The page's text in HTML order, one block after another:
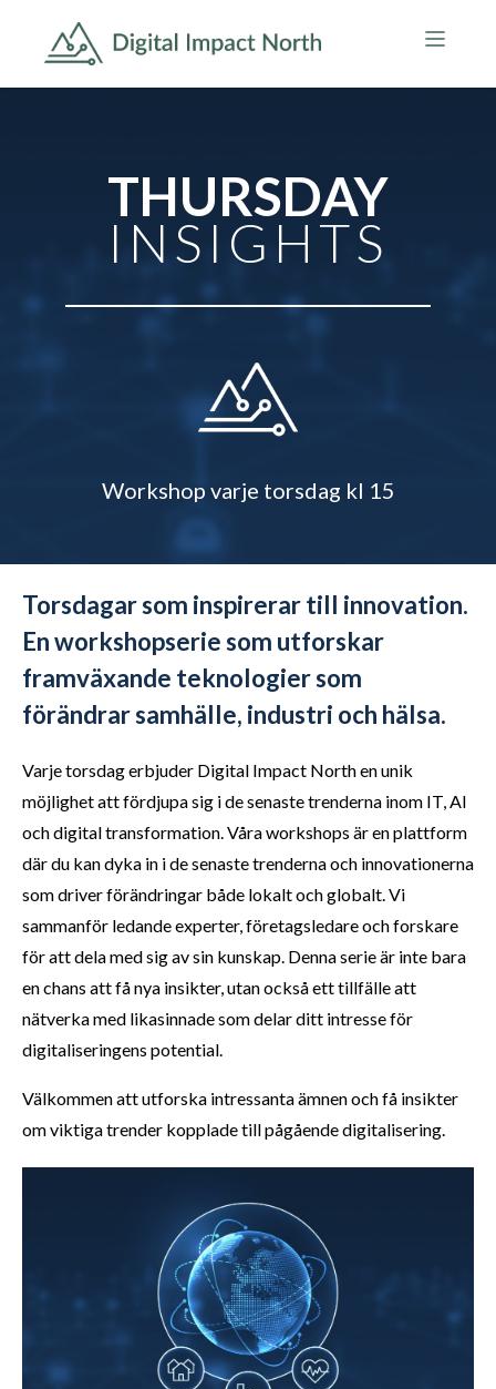
THURSDAY
INSIGHTS
Workshop varje torsdag kl 15
Torsdagar som inspirerar till innovation.
En workshopserie som utforskar
framväxande teknologier som
förändrar samhälle, industri och hälsa.​
Varje torsdag erbjuder Digital Impact North en unik
möjlighet att fördjupa sig i de senaste trenderna inom IT, AI
och digital transformation. Våra workshops är en plattform
där du kan dyka in i de senaste trenderna och innovationerna
som driver förändringar både lokalt och globalt. Vi
sammanför ledande experter, företagsledare och forskare
för att dela med sig av sin kunskap. Denna serie är inte bara
en chans att få nya insikter, utan också ett tillfälle att
nätverka med likasinnade som delar ditt intresse för
digitaliseringens potential.
Välkommen att utforska intressanta ämnen och få insikter
om viktiga trender kopplade till pågående digitalisering.